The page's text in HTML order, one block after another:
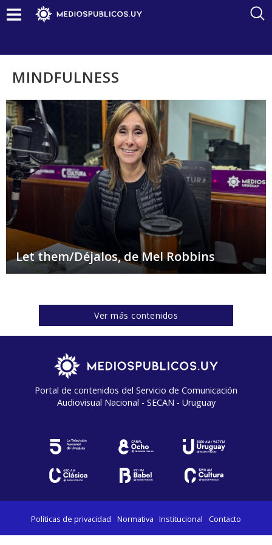
MINDFULNESS
Let them/Déjalos, de Mel Robbins
Ver más contenidos
Portal de contenidos del Servicio de Comunicación
Audiovisual Nacional - SECAN - Uruguay
Políticas de privacidad Normativa Institucional Contacto